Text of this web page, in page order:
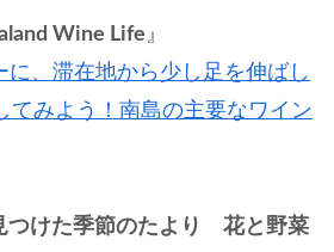
Wine Life』
に、滞在地から少し足を伸ばし
てみよう！南島の主要なワイン
つけた季節のたより 花と野菜